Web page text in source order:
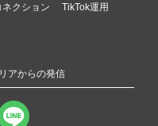
クション
TikTok運用
アからの発信